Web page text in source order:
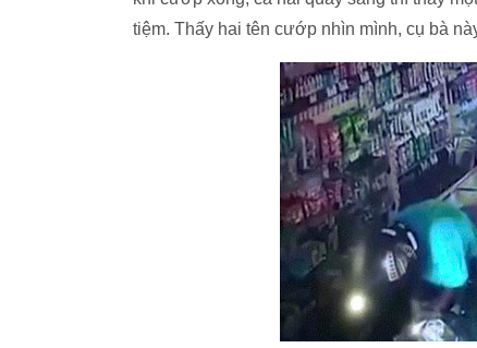
tiệm. Thấy hai tên cướp nhìn mình, cụ bà